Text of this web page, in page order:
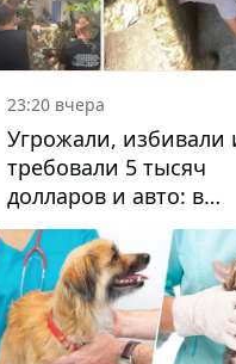
23:20 вчера
Угрожали, избивали
требовали 5 тысяч
долларов и авто: в
Павлограде
мужчин